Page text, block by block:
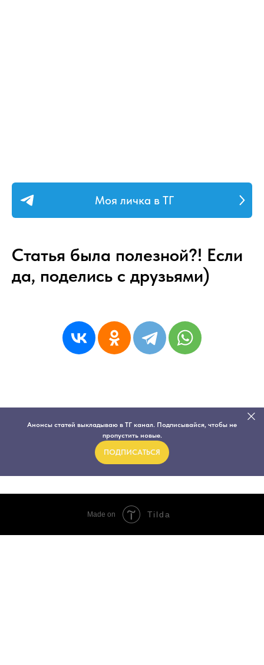
Моя личка в ТГ
Статья была полезной?! Если
да, поделись с друзьями)
Анонсы статей выкладываю в ТГ канал. Подписывайся, чтобы не
пропустить новые.
ПОДПИСАТЬСЯ
Made on Tilda